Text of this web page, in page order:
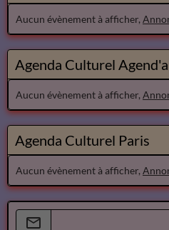
Aucun évènement à afficher,
Agenda Culturel
Aucun évènement à afficher,
Agenda Culturel Paris
Aucun évènement à afficher,